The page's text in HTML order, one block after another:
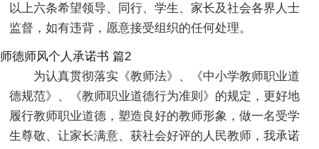
以上六条希望领导、同行、学生、家长及社会各界人士
监督，如有违背，愿意接受组织的任何处理。
师德师风个人承诺书 篇2
为认真贯彻落实《教师法》、《中小学教师职业道
德规范》、《教师职业道德行为准则》的规定，更好地
履行教师职业道德，塑造良好的教师形象，做一名受学
生尊敬、让家长满意、获社会好评的人民教师，我承诺